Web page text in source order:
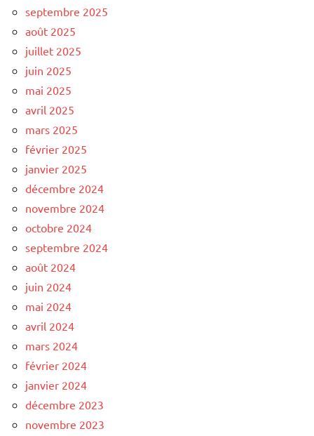
septembre 2025
août 2025
juillet 2025
juin 2025
mai 2025
avril 2025
mars 2025
février 2025
janvier 2025
décembre 2024
novembre 2024
octobre 2024
septembre 2024
août 2024
juin 2024
mai 2024
avril 2024
mars 2024
février 2024
janvier 2024
décembre 2023
novembre 2023